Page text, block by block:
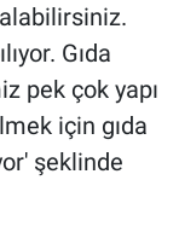
Gıda
pek çok yapı
için gıda
şeklinde